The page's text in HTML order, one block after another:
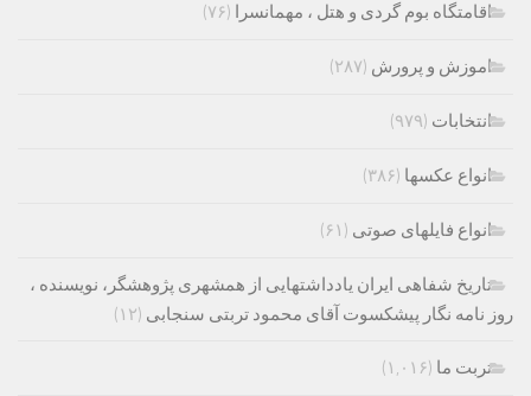
اقامتگاه بوم گردی و هتل ، مهمانسرا (۷۶)
اموزش و پرورش (۲۸۷)
انتخابات (۹۷۹)
انواع عکسها (۳۸۶)
انواع فایلهای صوتی (۶۱)
تاریخ شفاهی ایران یادداشتهایی از همشهری پژوهشگر، نویسنده ،
روز نامه نگار پیشکسوت آقای محمود تربتی سنجابی (۱۲)
تربت ما (۱,۰۱۶)